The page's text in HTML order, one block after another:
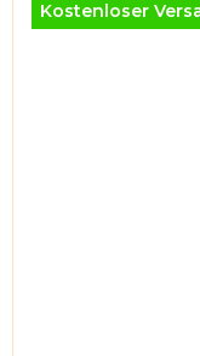
Kostenloser